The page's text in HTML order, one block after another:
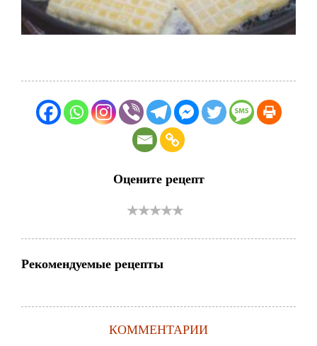
Оцените рецепт
Рекомендуемые рецепты
КОММЕНТАРИИ